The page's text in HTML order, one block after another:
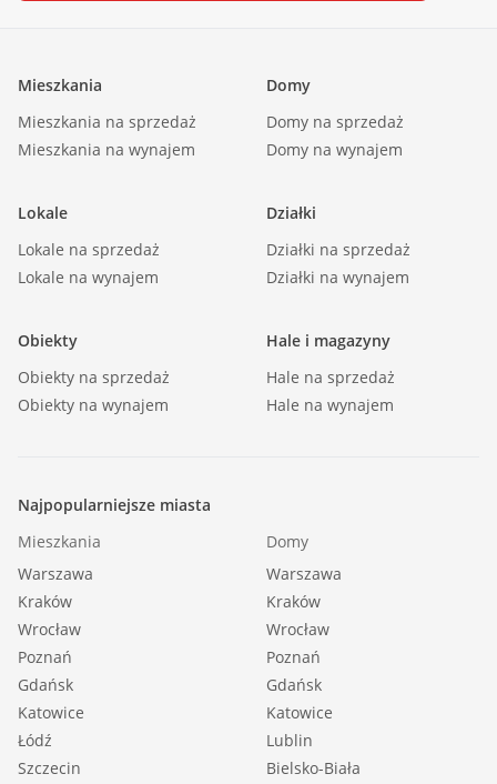
Mieszkania
Mieszkania na sprzedaż
Mieszkania na wynajem
Domy
Domy na sprzedaż
Domy na wynajem
Lokale
Lokale na sprzedaż
Lokale na wynajem
Działki
Działki na sprzedaż
Działki na wynajem
Obiekty
Obiekty na sprzedaż
Obiekty na wynajem
Hale i magazyny
Hale na sprzedaż
Hale na wynajem
Najpopularniejsze miasta
Mieszkania
Warszawa
Kraków
Wrocław
Poznań
Gdańsk
Katowice
Łódź
Szczecin
Domy
Warszawa
Kraków
Wrocław
Poznań
Gdańsk
Katowice
Lublin
Bielsko-Biała